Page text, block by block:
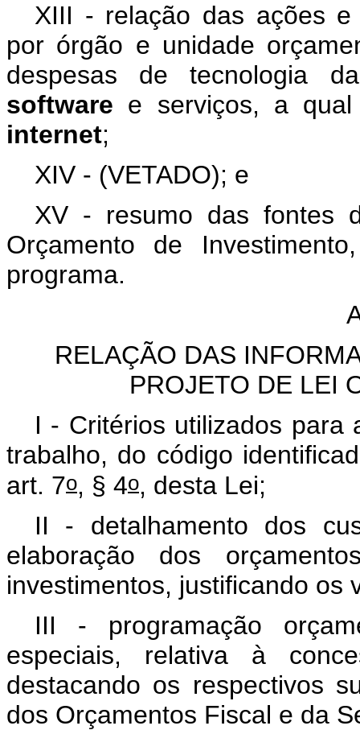
XIII - relação das ações e
por órgão e unidade
despesas de tecnologia
software e serviços, a
internet;
XIV - (VETADO); e
XV - resumo das fontes
Orçamento de
programa.
RELAÇÃO DAS
PROJETO DE LEI
I - Critérios utilizados para
trabalho, do código
art. 7o, § 4o, desta Lei;
II - detalhamento dos
elaboração dos
investimentos, justificando os
III - programação
especiais, relativa à
destacando os respectivos
dos Orçamentos Fiscal e da